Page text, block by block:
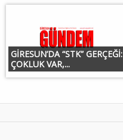
GİRESUN’DA “STK” GERÇEĞİ:
ÇOKLUK VAR,...